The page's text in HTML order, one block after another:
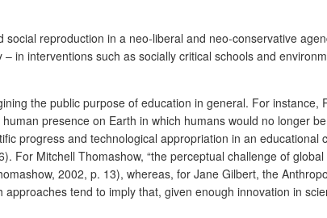
reproduction in a neo-liberal and neo-conservative
in interventions such as socially critical schools and
the public purpose of education in general. For instance,
presence on Earth in which humans would no longer
progress and technological appropriation in an
For Mitchell Thomashow, “the perceptual challenge of
2002, p. 13), whereas, for Jane Gilbert, the
tend to imply that, given enough innovation in